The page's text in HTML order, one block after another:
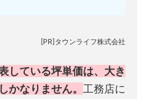
[PR]タウンライフ株式会社
している坪単価は、大き
かなりません。 工務店に